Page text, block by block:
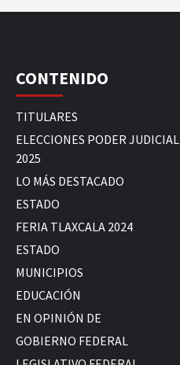
CONTENIDO
TITULARES
ELECCIONES PODER JUDICIAL
2025
LO MÁS DESTACADO
ESTADO
FERIA TLAXCALA 2024
ESTADO
MUNICIPIOS
EDUCACIÓN
EN OPINIÓN DE
GOBIERNO FEDERAL